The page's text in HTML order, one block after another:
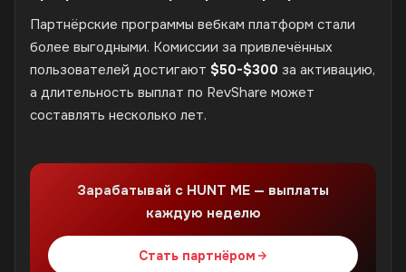
Партнёрские программы вебкам платформ стали
более выгодными. Комиссии за привлечённых
пользователей достигают $50-$300 за активацию,
а длительность выплат по RevShare может
составлять несколько лет.
Зарабатывай с HUNT ME — выплаты
каждую неделю
Стать партнёром